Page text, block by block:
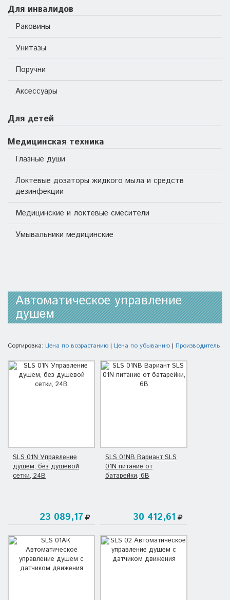
Для инвалидов
Раковины
Унитазы
Поручни
Аксессуары
Для детей
Медицинская техника
Глазные души
Локтевые дозаторы жидкого мыла и средств
дезинфекции
Медицинские и локтевые смесители
Умывальники медицинские
Автоматическое управление
душем
Сортировка: Цена по возрастанию | Цена по убыванию | Производитель
SLS 01N Управление
душем, без душевой
сетки, 24В
23 089,17
SLS 01NB Вариант SLS
01N питание от
батарейки, 6В
30 412,61